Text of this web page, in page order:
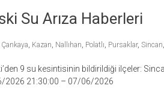
Su Arıza Haberleri
Çankaya, Kazan, Nallıhan, Polatlı, Pursaklar, Sincan,
9 su kesintisinin bildirildiği ilçeler:
2026 21:30:00 – 07/06/2026